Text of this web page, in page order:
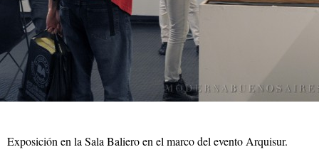
Exposición en la Sala Baliero en el marco del evento Arquisur.